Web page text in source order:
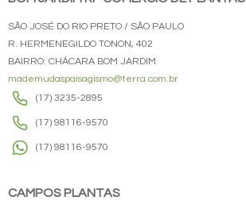
SÃO JOSÉ DO RIO PRETO / SÃO PAULO
R. HERMENEGILDO TONON, 402
BAIRRO: CHÁCARA BOM JARDIM
mademudaspaisagismo@terra.com.br
(17) 3235-2895
(17) 98116-9570
(17) 98116-9570
CAMPOS PLANTAS